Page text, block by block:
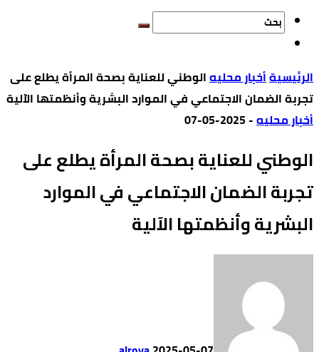
‫الرئيسية‬أخبار محليهالوطني للعناية بصحة المرأة يطلع على
تجربة الضمان الاجتماعي في الموارد البشرية وأنظمتها الآلية
أخبار محليه-
2025-05-07
الوطني للعناية بصحة المرأة يطلع على
تجربة الضمان الاجتماعي في الموارد
البشرية وأنظمتها الآلية